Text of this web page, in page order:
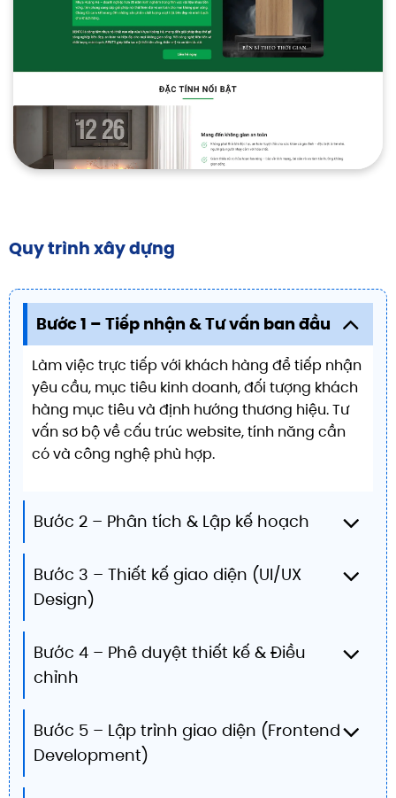
Quy trình xây dựng
Bước 1 – Tiếp nhận & Tư vấn ban đầu
Làm việc trực tiếp với khách hàng để tiếp nhận
yêu cầu, mục tiêu kinh doanh, đối tượng khách
hàng mục tiêu và định hướng thương hiệu. Tư
vấn sơ bộ về cấu trúc website, tính năng cần
có và công nghệ phù hợp.
Bước 2 – Phân tích & Lập kế hoạch
Bước 3 – Thiết kế giao diện (UI/UX
Design)
Bước 4 – Phê duyệt thiết kế & Điều
chỉnh
Bước 5 – Lập trình giao diện (Frontend
Development)